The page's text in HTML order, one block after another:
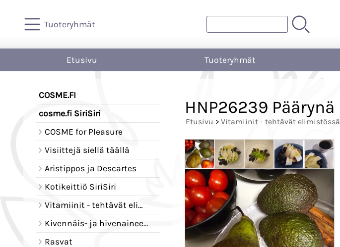
Tuoteryhmät
Etusivu Tuoteryhmät
COSME.FI
cosme.fi SiriSiri
COSME for Pleasure
Visiittejä siellä täällä
Aristippos ja Descartes
Kotikeittiö SiriSiri
Vitamiinit - tehtävät elimistössä
Kivennäis- ja hivenaineet - tehtävät elimistössä
Rasvat
HNP26239 Päärynä
Etusivu > Vitamiinit - tehtävät elimistössä